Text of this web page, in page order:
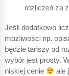
rozliczeń za
Jeśli dodatkowo
możliwości np.
będzie tańszy od
wybór jest prosty.
niskiej cenie
ale